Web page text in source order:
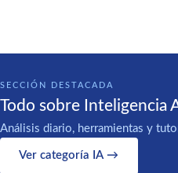
SECCIÓN DESTACADA
Todo sobre Inteligencia
Análisis diario, herramientas y
Ver categoría IA →